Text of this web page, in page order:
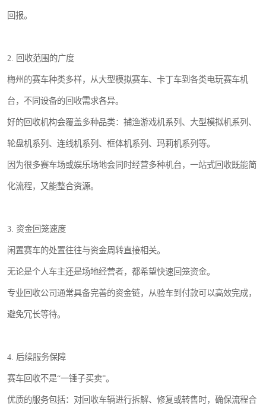
回报。
2. 回收范围的广度
梅州的赛车种类多样，从大型模拟赛车、卡丁车到各类电玩赛车机
台，不同设备的回收需求各异。
好的回收机构会覆盖多种品类：捕渔游戏机系列、大型模拟机系列、
轮盘机系列、连线机系列、框体机系列、玛莉机系列等。
因为很多赛车场或娱乐场地会同时经营多种机台，一站式回收既能简
化流程，又能整合资源。
3. 资金回笼速度
闲置赛车的处置往往与资金周转直接相关。
无论是个人车主还是场地经营者，都希望快速回笼资金。
专业回收公司通常具备完善的资金链，从验车到付款可以高效完成，
避免冗长等待。
4. 后续服务保障
赛车回收不是“一锤子买卖”。
优质的服务包括：对回收车辆进行拆解、修复或转售时，确保流程合